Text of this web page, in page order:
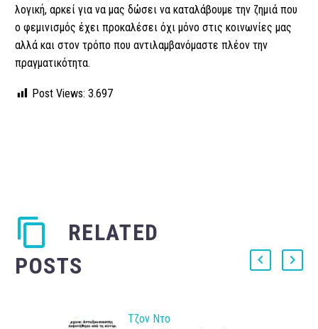
λογική, αρκεί για να μας δώσει να καταλάβουμε την ζημιά που
ο φεμινισμός έχει προκαλέσει όχι μόνο στις κοινωνίες μας
αλλά και στον τρόπο που αντιλαμβανόμαστε πλέον την
πραγματικότητα.
Post Views: 3.697
RELATED
POSTS
Τζον Ντο